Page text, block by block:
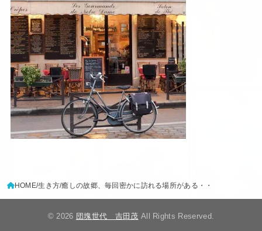
HOME 生き方 癒しの故郷、毎回密かに訪れる場所がある・・
© 2026 団塊世代 吉田茂 All Rights Reserved.